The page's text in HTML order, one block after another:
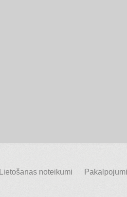
Lietošanas noteikumi